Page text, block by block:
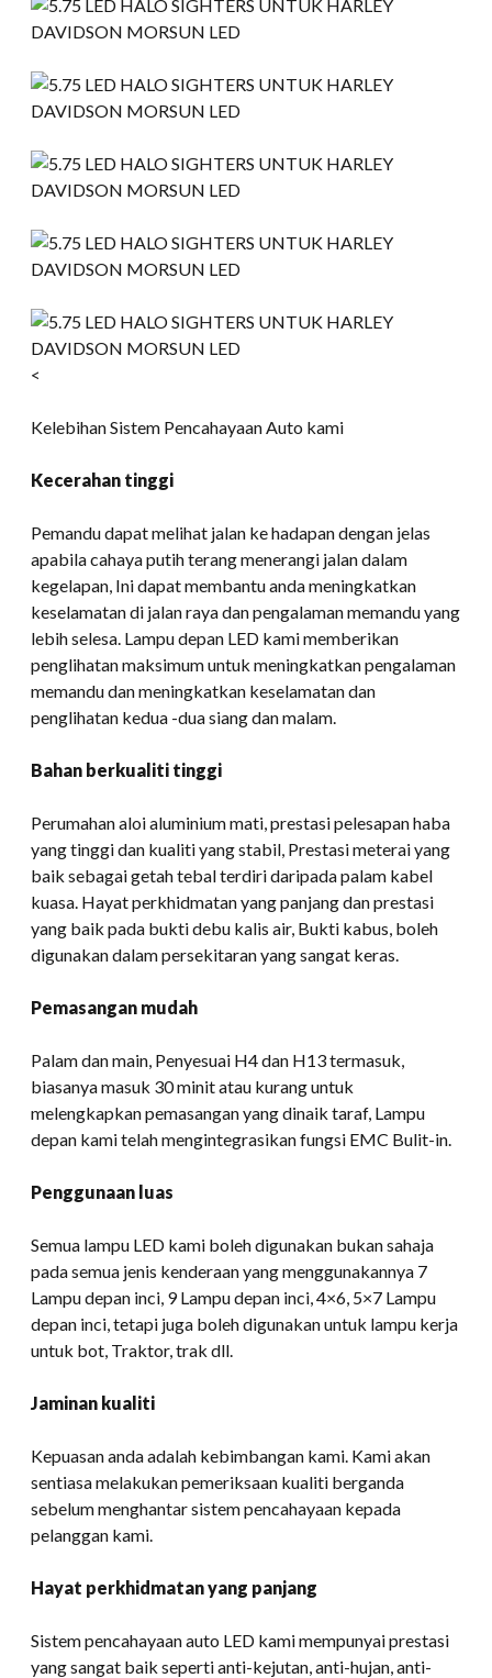
<
Kelebihan Sistem Pencahayaan Auto kami
Kecerahan tinggi
Pemandu dapat melihat jalan ke hadapan dengan jelas
apabila cahaya putih terang menerangi jalan dalam
kegelapan, Ini dapat membantu anda meningkatkan
keselamatan di jalan raya dan pengalaman memandu yang
lebih selesa. Lampu depan LED kami memberikan
penglihatan maksimum untuk meningkatkan pengalaman
memandu dan meningkatkan keselamatan dan
penglihatan kedua -dua siang dan malam.
Bahan berkualiti tinggi
Perumahan aloi aluminium mati, prestasi pelesapan haba
yang tinggi dan kualiti yang stabil, Prestasi meterai yang
baik sebagai getah tebal terdiri daripada palam kabel
kuasa. Hayat perkhidmatan yang panjang dan prestasi
yang baik pada bukti debu kalis air, Bukti kabus, boleh
digunakan dalam persekitaran yang sangat keras.
Pemasangan mudah
Palam dan main, Penyesuai H4 dan H13 termasuk,
biasanya masuk 30 minit atau kurang untuk
melengkapkan pemasangan yang dinaik taraf, Lampu
depan kami telah mengintegrasikan fungsi EMC Bulit-in.
Penggunaan luas
Semua lampu LED kami boleh digunakan bukan sahaja
pada semua jenis kenderaan yang menggunakannya 7
Lampu depan inci, 9 Lampu depan inci, 4×6, 5×7 Lampu
depan inci, tetapi juga boleh digunakan untuk lampu kerja
untuk bot, Traktor, trak dll.
Jaminan kualiti
Kepuasan anda adalah kebimbangan kami. Kami akan
sentiasa melakukan pemeriksaan kualiti berganda
sebelum menghantar sistem pencahayaan kepada
pelanggan kami.
Hayat perkhidmatan yang panjang
Sistem pencahayaan auto LED kami mempunyai prestasi
yang sangat baik seperti anti-kejutan, anti-hujan, anti-